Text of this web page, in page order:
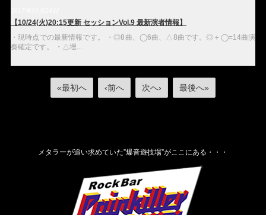
【10/24(火)20:15更新 セッションVol.9 最新演者情報】
・現時点での最新情報です。 ・◎8曲、◯6曲、△8曲です。◎＋◯=14曲演
奏確定です。 ・△埋...
«最初へ ‹前へ 次へ› 最後へ»
メタラーが追い求めていた”爆音遊技場”がここにある・・・